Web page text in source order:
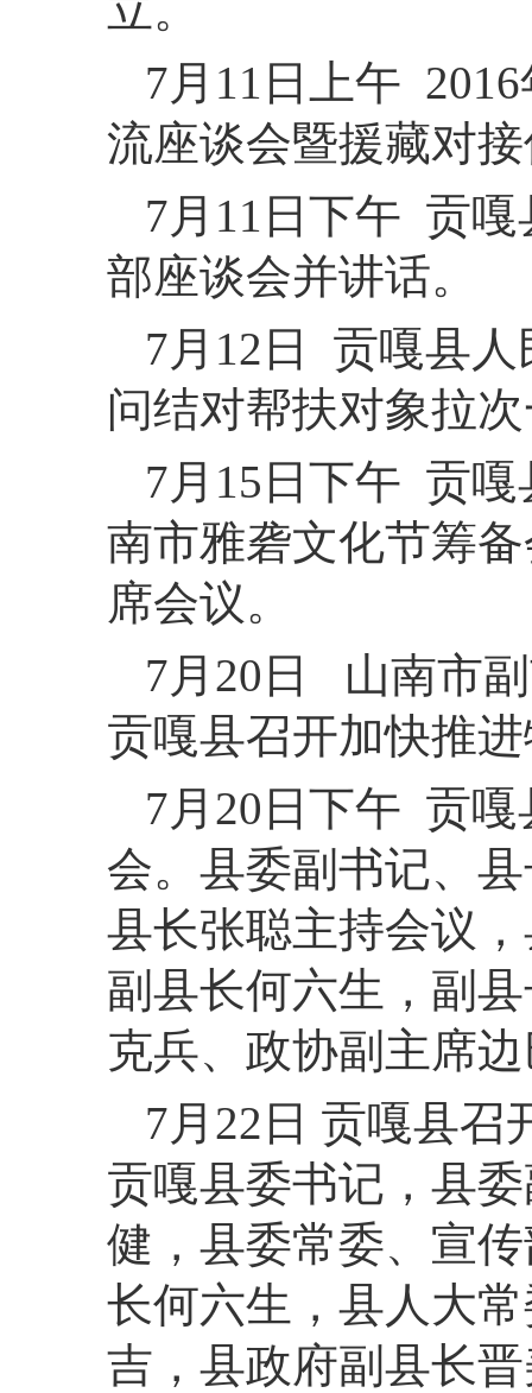
7月11日上午
流座谈会暨援藏对
7月11日下午 贡
部座谈会并讲话。
7月12日 贡嘎县
问结对帮扶对象拉
7月15日下午 贡
南市雅砻文化节筹
席会议。
7月20日 山南市
贡嘎县召开加快推
7月20日下午 贡嘎
会。县委副书记、
县长张聪主持会议
副县长何六生，副
克兵、政协副主席
7月22日 贡嘎县召
贡嘎县委书记，县
健，县委常委、宣
长何六生，县人大
吉，县政府副县长